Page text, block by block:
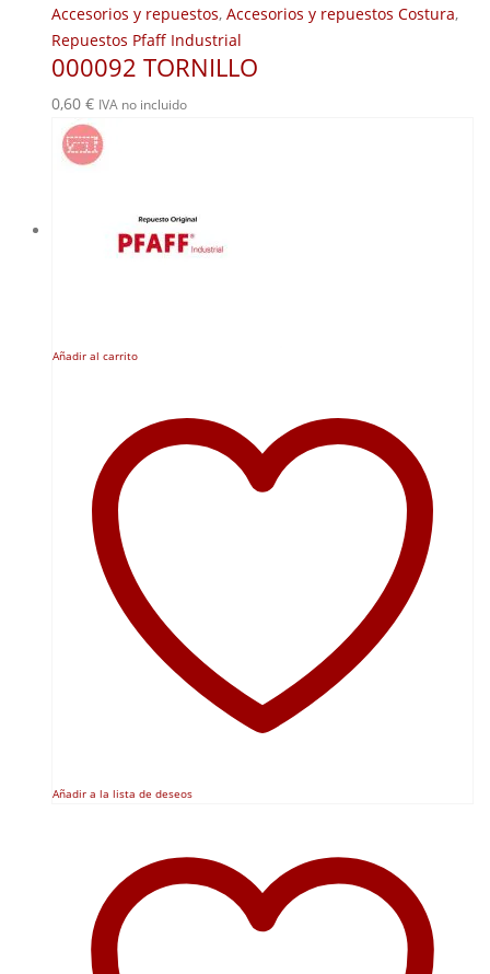
Accesorios y repuestos, Accesorios y repuestos Costura,
Repuestos Pfaff Industrial
000092 TORNILLO
0,60 € IVA no incluido
Añadir al carrito
Añadir a la lista de deseos